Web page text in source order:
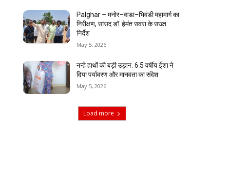
Palghar – मनोर–वाडा–भिवंडी महामार्ग का
निरीक्षण, सांसद डॉ. हेमंत सवरा के सख्त
निर्देश
May 5, 2026
नन्हे हाथों की बड़ी उड़ान: 6.5 वर्षीय ईशा ने
दिया पर्यावरण और मानवता का संदेश
May 5, 2026
Load more